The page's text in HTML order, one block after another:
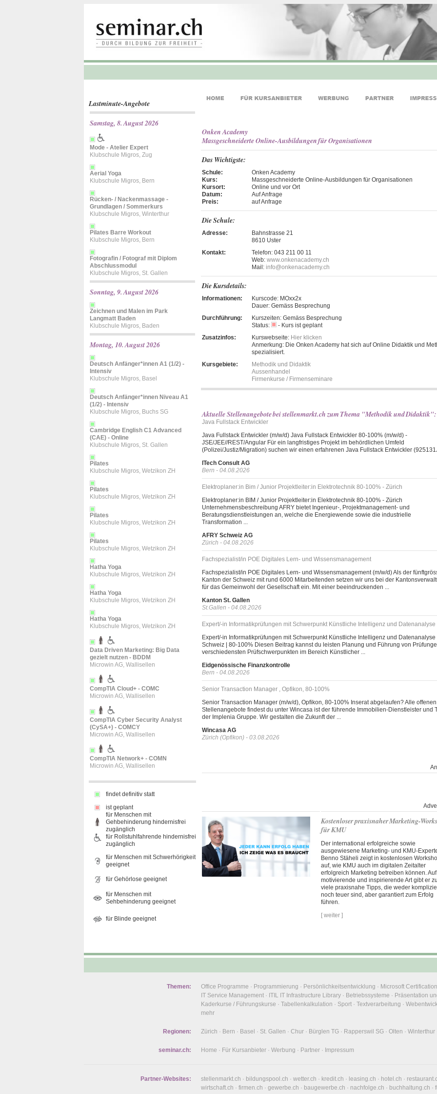
Lastminute-Angebote
Samstag, 8. August 2026
Mode - Atelier Expert
Klubschule Migros, Zug
Aerial Yoga
Klubschule Migros, Bern
Rücken- / Nackenmassage -
Grundlagen / Sommerkurs
Klubschule Migros, Winterthur
Pilates Barre Workout
Klubschule Migros, Bern
Fotografin / Fotograf mit Diplom
Abschlussmodul
Klubschule Migros, St. Gallen
Sonntag, 9. August 2026
Zeichnen und Malen im Park
Langmatt Baden
Klubschule Migros, Baden
Montag, 10. August 2026
Deutsch Anfänger*innen A1 (1/2) -
Intensiv
Klubschule Migros, Basel
Deutsch Anfänger*innen Niveau A1
(1/2) - Intensiv
Klubschule Migros, Buchs SG
Cambridge English C1 Advanced
(CAE) - Online
Klubschule Migros, St. Gallen
Pilates
Klubschule Migros, Wetzikon ZH
Pilates
Klubschule Migros, Wetzikon ZH
Pilates
Klubschule Migros, Wetzikon ZH
Pilates
Klubschule Migros, Wetzikon ZH
Hatha Yoga
Klubschule Migros, Wetzikon ZH
Hatha Yoga
Klubschule Migros, Wetzikon ZH
Hatha Yoga
Klubschule Migros, Wetzikon ZH
Data Driven Marketing: Big Data
gezielt nutzen - BDDM
Microwin AG, Wallisellen
CompTIA Cloud+ - COMC
Microwin AG, Wallisellen
CompTIA Cyber Security Analyst
(CySA+) - COMCY
Microwin AG, Wallisellen
CompTIA Network+ - COMN
Microwin AG, Wallisellen
findet definitiv statt
ist geplant
für Menschen mit
Gehbehinderung hindernisfrei
zugänglich
für Rollstuhlfahrende hindernisfrei
zugänglich
für Menschen mit Schwerhörigkeit
geeignet
für Gehörlose geeignet
für Menschen mit
Sehbehinderung geeignet
für Blinde geeignet
Onken Academy
Massgeschneiderte Online-Ausbildungen für Organisationen
Das Wichtigste:
Schule:
Onken Academy
Kurs:
Massgeschneiderte Online-Ausbildungen für Organisationen
Kursort:
Online und vor Ort
Datum:
Auf Anfrage
Preis:
auf Anfrage
Die Schule:
Adresse:
Bahnstrasse 21
8610 Uster
Kontakt:
Telefon: 043 211 00 11
Web: www.onkenacademy.ch
Mail: info@onkenacademy.ch
Die Kursdetails:
Informationen: Kurscode: MOxx2x
Dauer: Gemäss Besprechung
Durchführung:
Kurszeiten: Gemäss Besprechung
Status:
- Kurs ist geplant
Zusatzinfos:
Kurswebseite: Hier klicken
Anmerkung: Die Onken Academy hat sich auf Online Didaktik und
spezialisiert.
Kursgebiete:
Methodik und Didaktik
Aussenhandel
Firmenkurse / Firmenseminare
Aktuelle Stellenangebote bei stellenmarkt.ch zum Thema "Methodik und Didaktik":
Java Fullstack Entwickler
Java Fullstack Entwickler (m/w/d) Java Fullstack Entwickler 80-100% (m/w/d) -
JSE/JEE//REST/Angular Für ein langfristiges Projekt im behördlichen Umfeld
(Polizei/Justiz/Migration) suchen wir einen erfahrenen Java Fullstack Entwickler
ITech Consult AG
Bern - 04.08.2026
Elektroplaner:in Bim / Junior Projektleiter:in Elektrotechnik 80-100% - Zürich
Elektroplaner:in BIM / Junior Projektleiter:in Elektrotechnik 80-100% - Zürich
Unternehmensbeschreibung AFRY bietet Ingenieur-, Projektmanagement- und
Beratungsdienstleistungen an, welche die Energiewende sowie die industrielle
Transformation ...
AFRY Schweiz AG
Zürich - 04.08.2026
Fachspezialist/in POE Digitales Lern- und Wissensmanagement
Fachspezialist/in POE Digitales Lern- und Wissensmanagement (m/w/d) Als der
Kanton der Schweiz mit rund 6000 Mitarbeitenden setzen wir uns bei der
für das Gemeinwohl der Gesellschaft ein. Mit einer beeindruckenden ...
Kanton St. Gallen
St.Gallen - 04.08.2026
Expert/-in Informatikprüfungen mit Schwerpunkt Künstliche Intelligenz und Datenanalyse
Expert/-in Informatikprüfungen mit Schwerpunkt Künstliche Intelligenz und Datenanalyse
Schweiz | 80-100% Diesen Beitrag kannst du leisten Planung und Führung von
verschiedensten Prüfschwerpunkten im Bereich Künstlicher ...
Eidgenössische Finanzkontrolle
Bern - 04.08.2026
Senior Transaction Manager , Opfikon, 80-100%
Senior Transaction Manager (m/w/d), Opfikon, 80-100% Inserat abgelaufen? Alle offenen
Stellenangebote findest du unter Wincasa ist der führende Immobilien-Dienstleister und
der Implenia Gruppe. Wir gestalten die Zukunft der ...
Wincasa AG
Zürich (Opfikon) - 03.08.2026
Kostenloser praxisnaher Marketing-
für KMU
Der international erfolgreiche sowie
ausgewiesene Marketing- und KMU-
Benno Stäheli zeigt in kostenlosen
auf, wie KMU auch im digitalen Zeitalter
erfolgreich Marketing betreiben können.
motivierende und inspirierende Art gibt er
viele praxisnahe Tipps, die weder
noch teuer sind, aber garantiert zum Erfolg
führen.
[ weiter ]
Themen: Office Programme · Programmierung · Persönlichkeitsentwicklung · Microsoft
IT Service Management · ITIL IT Infrastructure Library · Betriebssysteme · Präsentation
Kaderkurse / Führungskurse · Tabellenkalkulation · Sport · Textverarbeitung ·
mehr
Regionen: Zürich · Bern · Basel · St. Gallen · Chur · Bürglen TG · Rapperswil SG · Olten · Winterthur
seminar.ch: Home · Für Kursanbieter · Werbung · Partner · Impressum
Partner-Websites: stellenmarkt.ch · bildungspool.ch · wetter.ch · kredit.ch · leasing.ch · hotel.ch ·
wirtschaft.ch · firmen.ch · gewerbe.ch · baugewerbe.ch · nachfolge.ch · buchhaltung.ch ·